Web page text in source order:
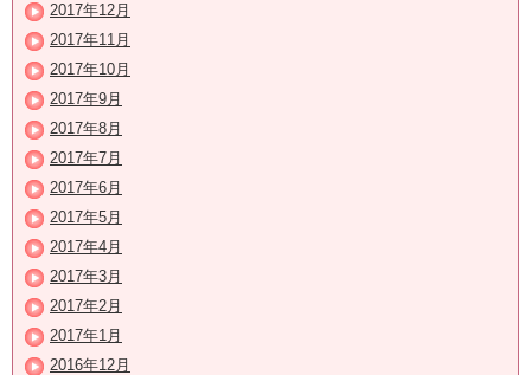
2017年12月
2017年11月
2017年10月
2017年9月
2017年8月
2017年7月
2017年6月
2017年5月
2017年4月
2017年3月
2017年2月
2017年1月
2016年12月